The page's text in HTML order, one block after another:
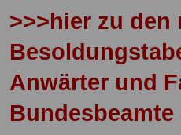
>>>hier zu den
Anwärter und
Bundesbeamte